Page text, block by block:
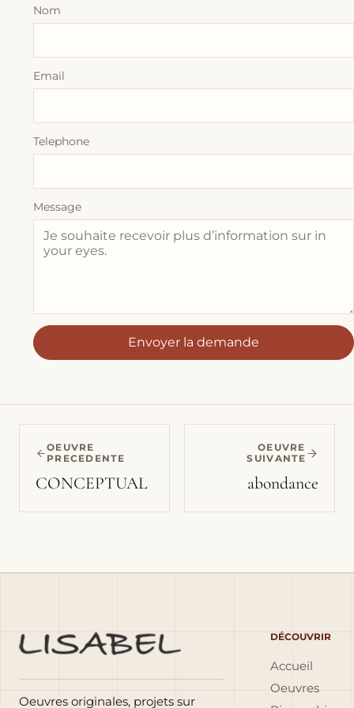
Nom
Email
Telephone
Message
Envoyer la demande
OEUVRE
PRECEDENTE
CONCEPTUAL
OEUVRE
SUIVANTE
abondance
Oeuvres originales, projets sur
DÉCOUVRIR
Accueil
Oeuvres